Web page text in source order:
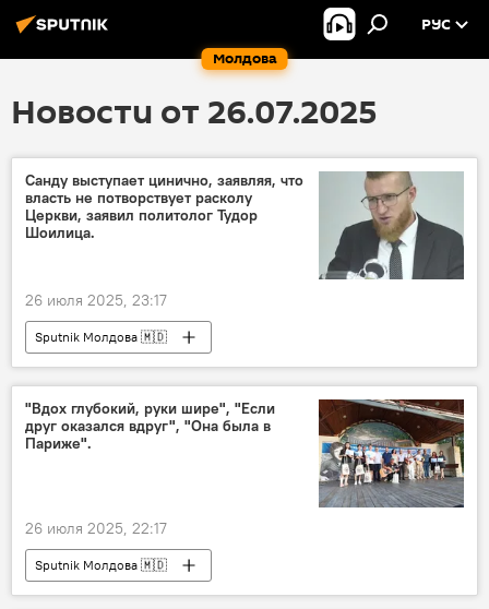
Молдова
РУС
Новости от 26.07.2025
Санду выступает цинично, заявляя, что
власть не потворствует расколу
Церкви, заявил политолог Тудор
Шоилица.
26 июля 2025, 23:17
Sputnik Молдова 🇲🇩
"Вдох глубокий, руки шире", "Если
друг оказался вдруг", "Она была в
Париже".
26 июля 2025, 22:17
Sputnik Молдова 🇲🇩